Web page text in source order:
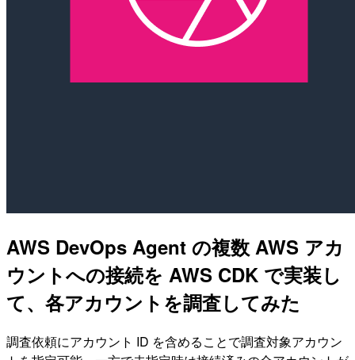
AWS DevOps Agent の複数 AWS アカ
ウントへの接続を AWS CDK で実装し
て、各アカウントを調査してみた
調査依頼にアカウント ID を含めることで調査対象アカウン